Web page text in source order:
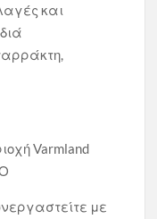
και
Varmland
με